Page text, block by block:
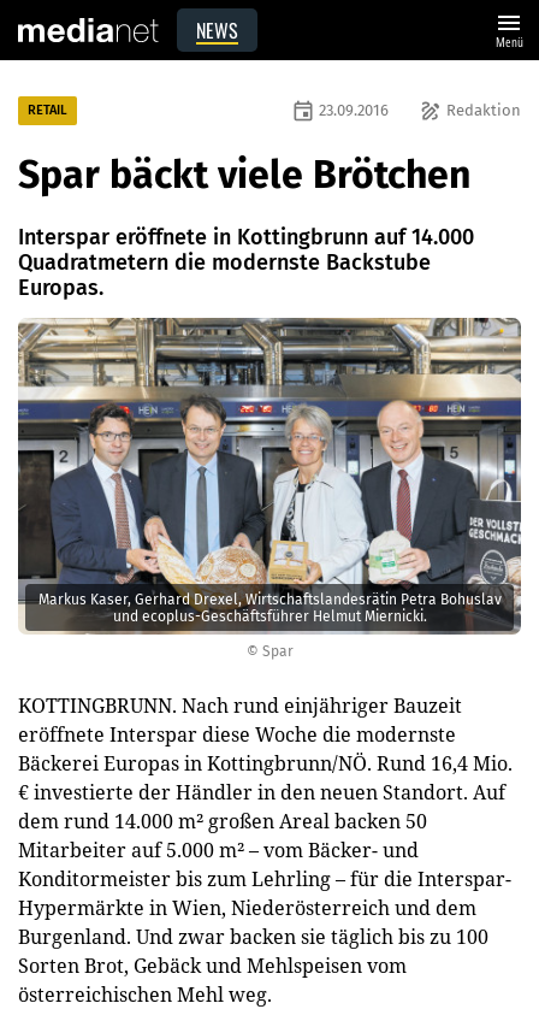
NEWS menu
Menü
© Spar
Markus Kaser, Gerhard Drexel, Wirtschaftslandesrätin Petra Bohuslav
und ecoplus-Geschäftsführer Helmut Miernicki.
RETAIL draw Redaktion
event 23.09.2016
Spar bäckt viele Brötchen
Interspar eröffnete in Kottingbrunn auf 14.000
Quadratmetern die modernste Backstube
Europas.
KOTTINGBRUNN. Nach rund einjähriger Bauzeit
eröffnete Interspar diese Woche die modernste
Bäckerei Europas in Kottingbrunn/NÖ. Rund 16,4 Mio.
€ investierte der Händler in den neuen Standort. Auf
dem rund 14.000 m² großen Areal backen 50
Mitarbeiter auf 5.000 m² – vom Bäcker- und
Konditormeister bis zum Lehrling – für die Interspar-
Hypermärkte in Wien, Niederösterreich und dem
Burgenland. Und zwar backen sie täglich bis zu 100
Sorten Brot, Gebäck und Mehlspeisen vom
österreichischen Mehl weg.